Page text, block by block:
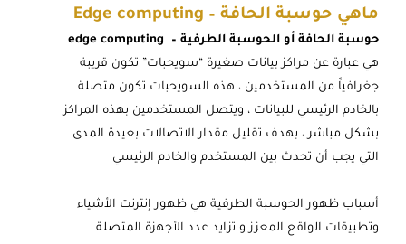
ماهي حوسبة الحافة – Edge computing
حوسبة الحافة أو الحوسبة الطرفية – edge computing
هي عبارة عن مراكز بيانات صغيرة “سويحبات” تكون قريبة
جغرافياََ من المستخدمين ، هذه السويحبات تكون متصلة
بالخادم الرئيسي للبيانات ، ويتصل المستخدمين بهذه المراكز
بشكل مباشر ، بهدف تقليل مقدار الاتصالات بعيدة المدى
التي يجب أن تحدث بين المستخدم والخادم الرئيسي
أسباب ظهور الحوسبة الطرفية هي ظهور إنترنت الأشياء
وتطبيقات الواقع المعزز و تزايد عدد الأجهزة المتصلة